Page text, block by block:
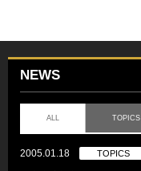
NEWS
ALL TOPICS
2005.01.18 TOPICS